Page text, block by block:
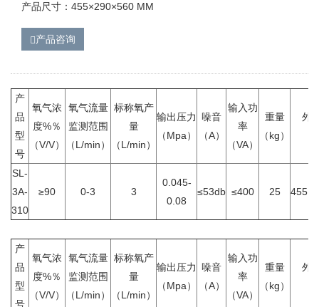
产品尺寸：455×290×560 MM
产品咨询
产
品
型
号
氧气浓
度%％
（V/V）
氧气流量
监测范围
（L/min）
标称氧产
量
（L/min）
输出压力
（Mpa）
噪音
（A）
输入功
率
（VA）
重量
（kg）
外
SL-
3A-
310
≥90 0-3 3
0.045-
0.08
≤53db ≤400 25
产
品
型
号
氧气浓
度%％
（V/V）
氧气流量
监测范围
（L/min）
标称氧产
量
（L/min）
输出压力
（Mpa）
噪音
（A）
输入功
率
（VA）
重量
（kg）
外